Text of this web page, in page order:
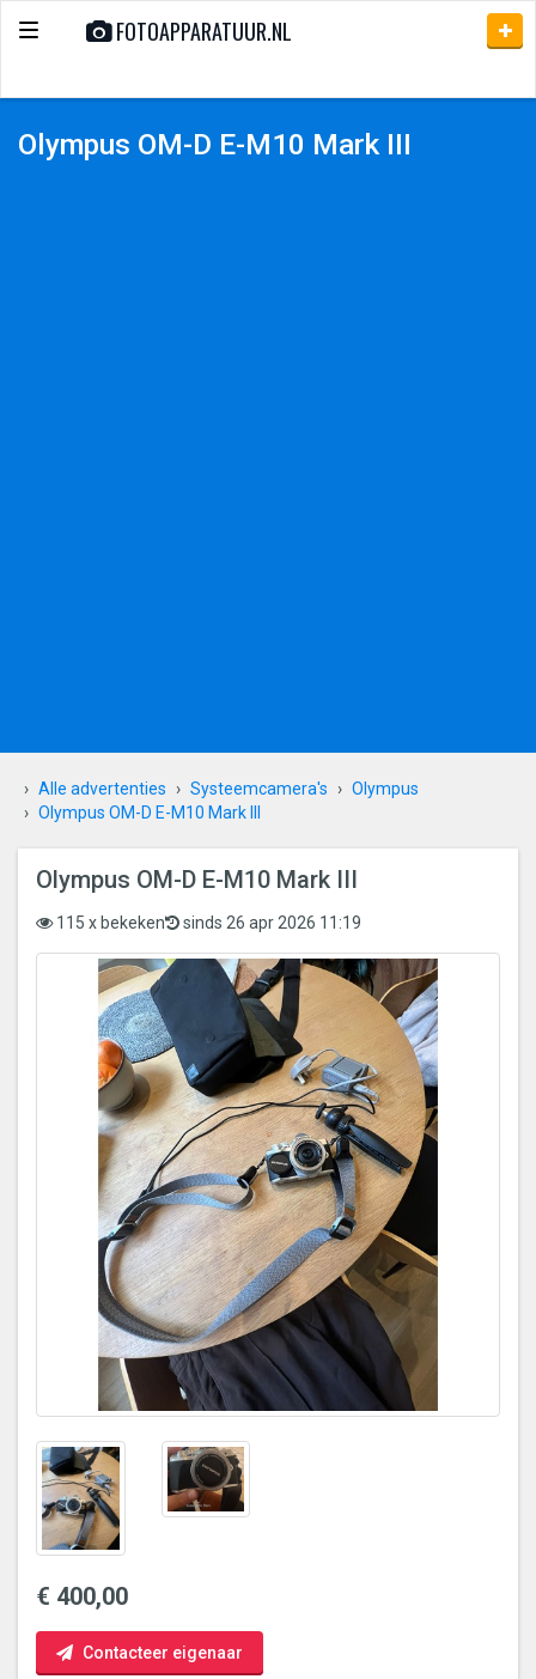
Toggle
FOTOAPPARATUUR.NL
Olympus OM-D E-M10 Mark III
Alle advertenties Systeemcamera's
Olympus
Olympus OM-D E-M10 Mark III
Olympus OM-D E-M10 Mark III
115 x bekeken sinds 26 apr 2026 11:19
€ 400,00
Contacteer eigenaar